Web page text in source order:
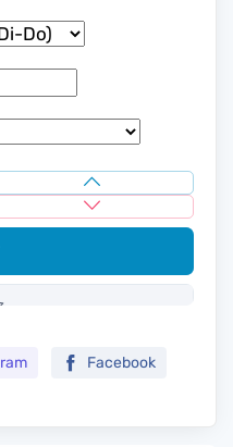
Facebook